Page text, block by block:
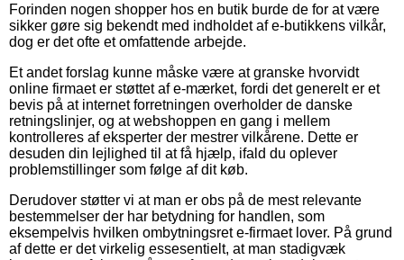
Forinden nogen shopper hos en butik burde de for at være
sikker gøre sig bekendt med indholdet af e-butikkens vilkår,
dog er det ofte et omfattende arbejde.
Et andet forslag kunne måske være at granske hvorvidt
online firmaet er støttet af e-mærket, fordi det generelt er et
bevis på at internet forretningen overholder de danske
retningslinjer, og at webshoppen en gang i mellem
kontrolleres af eksperter der mestrer vilkårene. Dette er
desuden din lejlighed til at få hjælp, ifald du oplever
problemstillinger som følge af dit køb.
Derudover støtter vi at man er obs på de mest relevante
bestemmelser der har betydning for handlen, som
eksempelvis hvilken ombytningsret e-firmaet lover. På grund
af dette er det virkelig essesentielt, at man stadigvæk